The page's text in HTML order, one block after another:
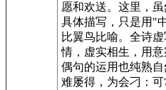
愿和欢送。这里，
具体描写，只是用"
比翼鸟比喻。全诗
情，虚实相生，用
偶句的运用也纯熟
难屡得，为会刁：